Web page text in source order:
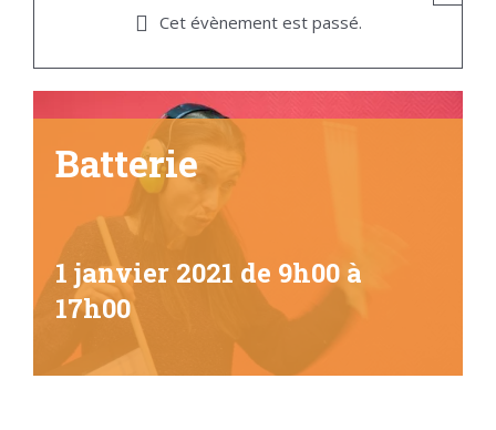
Cet évènement est passé.
Batterie
1 janvier 2021 de 9h00 à
17h00